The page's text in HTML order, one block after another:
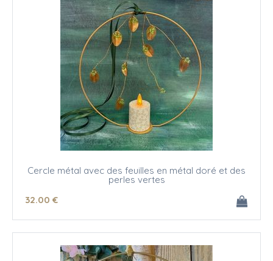
Cercle métal avec des feuilles en métal doré et des
perles vertes
32.00 €